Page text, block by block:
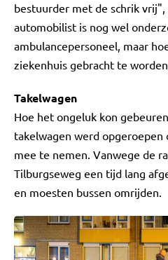
bestuurder met de schrik
automobilist is nog wel
ambulancepersoneel, maar
ziekenhuis gebracht te
Takelwagen
Hoe het ongeluk kon
takelwagen werd opgeroepen
mee te nemen. Vanwege de
Tilburgseweg een tijd lang
en moesten bussen omrijden.